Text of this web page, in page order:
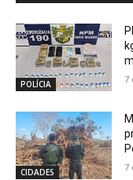
POLÍCIA 7
CIDADES 7